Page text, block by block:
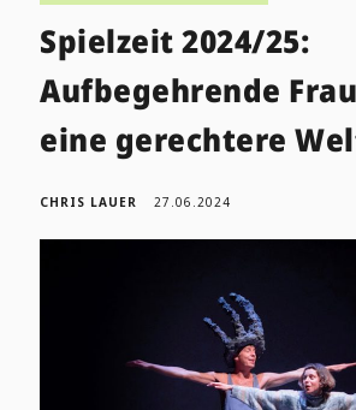
Spielzeit 2024/25:
Aufbegehrende
eine gerechtere
CHRIS LAUER 27.06.2024